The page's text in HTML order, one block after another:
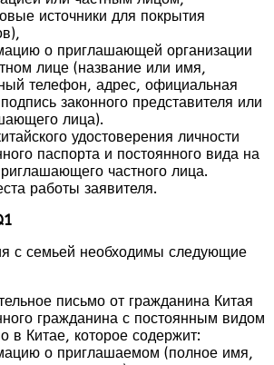
источники для покрытия
о приглашающей организации
лице (название или имя,
телефон, адрес, официальная
законного представителя или
лица).
удостоверения личности
паспорта и постоянного вида на
частного лица.
работы заявителя.
с семьей необходимы следующие
письмо от гражданина Китая
гражданина с постоянным видом
в Китае, которое содержит:
о приглашаемом (полное имя,